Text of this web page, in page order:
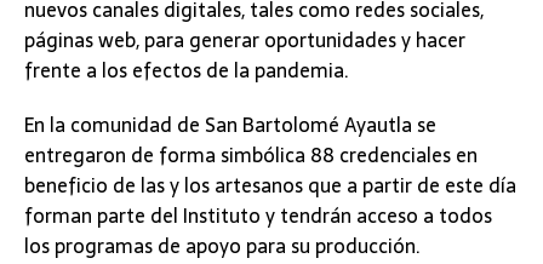
nuevos canales digitales, tales como redes sociales,
páginas web, para generar oportunidades y hacer
frente a los efectos de la pandemia.
En la comunidad de San Bartolomé Ayautla se
entregaron de forma simbólica 88 credenciales en
beneficio de las y los artesanos que a partir de este día
forman parte del Instituto y tendrán acceso a todos
los programas de apoyo para su producción.